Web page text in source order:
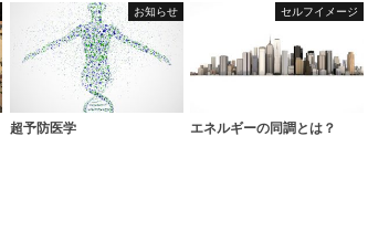
お知らせ
超予防医学
セルフイメージ
エネルギーの同調とは？